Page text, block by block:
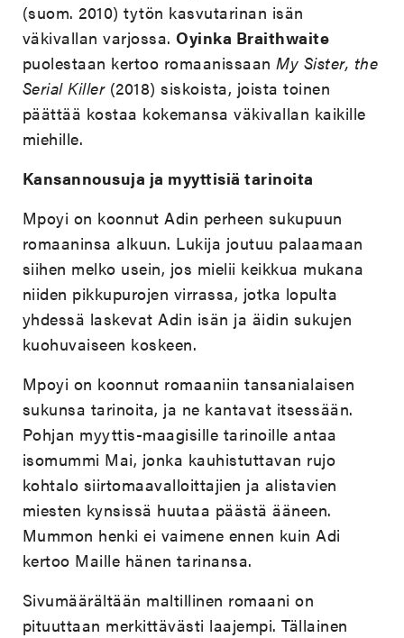
(suom. 2010) tytön kasvutarinan isän
väkivallan varjossa.Oyinka Braithwaite
puolestaan kertoo romaanissaanMy Sister, the
Serial Killer(2018) siskoista, joista toinen
päättää kostaa kokemansa väkivallan kaikille
miehille.
Kansannousuja ja myyttisiä tarinoita
Mpoyi on koonnut Adin perheen sukupuun
romaaninsa alkuun. Lukija joutuu palaamaan
siihen melko usein, jos mielii keikkua mukana
niiden pikkupurojen virrassa, jotka lopulta
yhdessä laskevat Adin isän ja äidin sukujen
kuohuvaiseen koskeen.
Mpoyi on koonnut romaaniin tansanialaisen
sukunsa tarinoita, ja ne kantavat itsessään.
Pohjan myyttis-maagisille tarinoille antaa
isomummi Mai, jonka kauhistuttavan rujo
kohtalo siirtomaavalloittajien ja alistavien
miesten kynsissä huutaa päästä ääneen.
Mummon henki ei vaimene ennen kuin Adi
kertoo Maille hänen tarinansa.
Sivumäärältään maltillinen romaani on
pituuttaan merkittävästi laajempi. Tällainen